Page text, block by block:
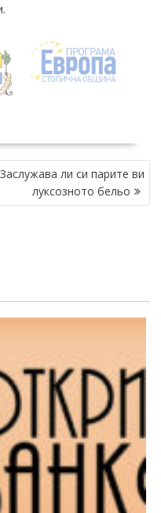
Заслужава ли си парите ви
луксозното бельо